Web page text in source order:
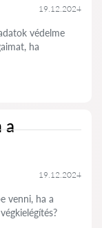
19.12.2024
védelme
ha
a
19.12.2024
venni, ha a